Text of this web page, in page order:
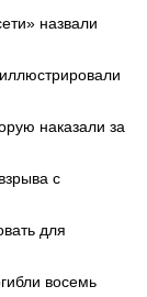
назвали
наказали за
с
для
восемь